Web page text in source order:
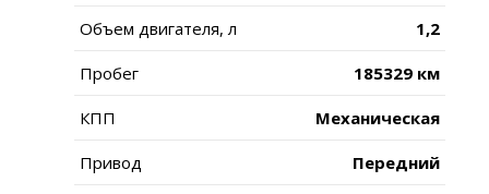
Объем двигателя, л 1,2
Пробег 185329 км
КПП Механическая
Привод Передний